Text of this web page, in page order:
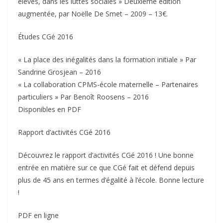
augmentée, par Noëlle De Smet – 2009 – 13€.
Études CGé 2016
« La place des inégalités dans la formation initiale » Par
Sandrine Grosjean – 2016
« La collaboration CPMS-école maternelle – Partenaires
particuliers » Par Benoît Roosens – 2016
Disponibles en PDF
Rapport d’activités CGé 2016
Découvrez le rapport d’activités CGé 2016 ! Une bonne
entrée en matière sur ce que CGé fait et défend depuis
plus de 45 ans en termes d’égalité à l’école. Bonne lecture
!
PDF en ligne